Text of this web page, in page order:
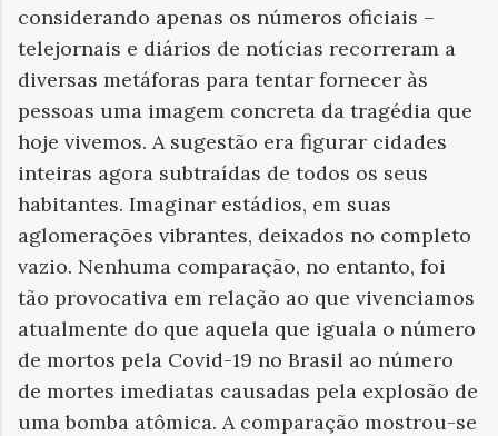
considerando apenas os números oficiais –
telejornais e diários de notícias recorreram a
diversas metáforas para tentar fornecer às
pessoas uma imagem concreta da tragédia que
hoje vivemos. A sugestão era figurar cidades
inteiras agora subtraídas de todos os seus
habitantes. Imaginar estádios, em suas
aglomerações vibrantes, deixados no completo
vazio. Nenhuma comparação, no entanto, foi
tão provocativa em relação ao que vivenciamos
atualmente do que aquela que iguala o número
de mortos pela Covid-19 no Brasil ao número
de mortes imediatas causadas pela explosão de
uma bomba atômica. A comparação mostrou-se